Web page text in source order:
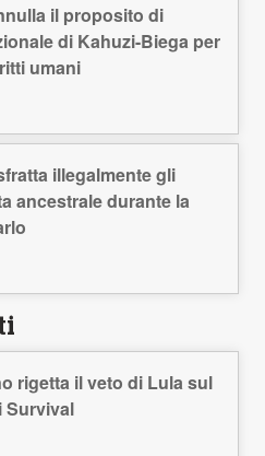
il proposito di
di Kahuzi-Biega per
umani
illegalmente gli
ancestrale durante la
rigetta il veto di Lula sul
Survival